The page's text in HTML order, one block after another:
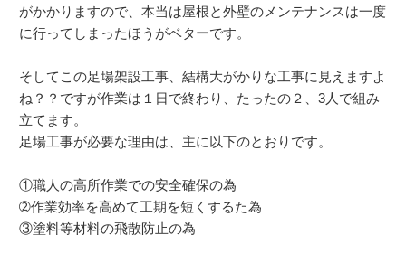
がかかりますので、本当は屋根と外壁のメンテナンスは一度
に行ってしまったほうがベターです。
そしてこの足場架設工事、結構大がかりな工事に見えますよ
ね？？ですが作業は１日で終わり、たったの２、3人で組み
立てます。
足場工事が必要な理由は、主に以下のとおりです。
①職人の高所作業での安全確保の為
➁作業効率を高めて工期を短くするた為
③塗料等材料の飛散防止の為